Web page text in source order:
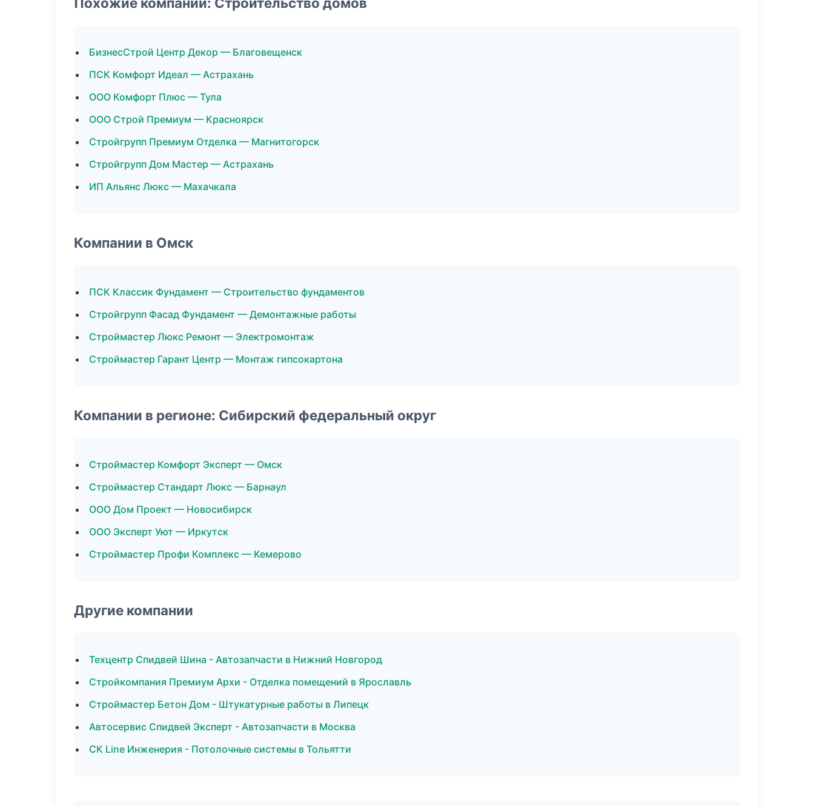
БизнесСтрой Центр Декор — Благовещенск
ПСК Комфорт Идеал — Астрахань
ООО Комфорт Плюс — Тула
ООО Строй Премиум — Красноярск
Стройгрупп Премиум Отделка — Магнитогорск
Стройгрупп Дом Мастер — Астрахань
ИП Альянс Люкс — Махачкала
Компании в Омск
ПСК Классик Фундамент — Строительство фундаментов
Стройгрупп Фасад Фундамент — Демонтажные работы
Строймастер Люкс Ремонт — Электромонтаж
Строймастер Гарант Центр — Монтаж гипсокартона
Компании в регионе: Сибирский федеральный округ
Строймастер Комфорт Эксперт — Омск
Строймастер Стандарт Люкс — Барнаул
ООО Дом Проект — Новосибирск
ООО Эксперт Уют — Иркутск
Строймастер Профи Комплекс — Кемерово
Другие компании
Техцентр Спидвей Шина - Автозапчасти в Нижний Новгород
Стройкомпания Премиум Архи - Отделка помещений в Ярославль
Строймастер Бетон Дом - Штукатурные работы в Липецк
Автосервис Спидвей Эксперт - Автозапчасти в Москва
СК Line Инженерия - Потолочные системы в Тольятти